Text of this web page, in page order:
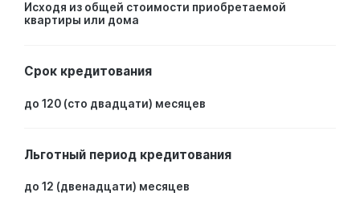
Исходя из общей стоимости приобретаемой
квартиры или дома
Срок кредитования
до 120 (сто двадцати) месяцев
Льготный период кредитования
до 12 (двенадцати) месяцев